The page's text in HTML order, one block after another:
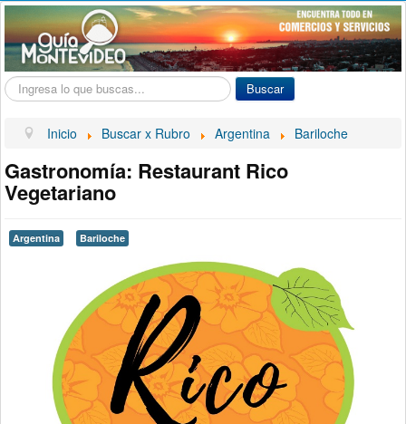
Buscar... Buscar
Inicio Buscar x Rubro Argentina Bariloche
Gastronomía: Restaurant Rico
Vegetariano
Argentina Bariloche